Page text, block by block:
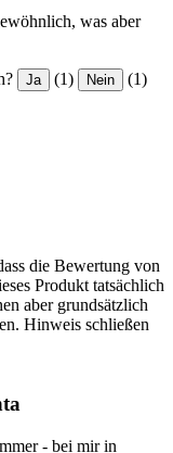
was aber
Ja (1) Nein (1)
die Bewertung von
Produkt tatsächlich
aber grundsätzlich
Hinweis schließen
- bei mir in